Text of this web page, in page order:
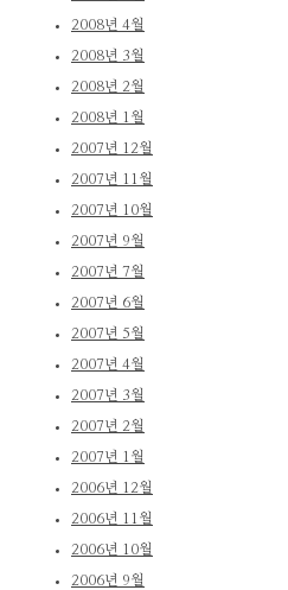
2008년 4월
2008년 3월
2008년 2월
2008년 1월
2007년 12월
2007년 11월
2007년 10월
2007년 9월
2007년 7월
2007년 6월
2007년 5월
2007년 4월
2007년 3월
2007년 2월
2007년 1월
2006년 12월
2006년 11월
2006년 10월
2006년 9월